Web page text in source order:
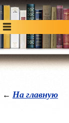
← На главную